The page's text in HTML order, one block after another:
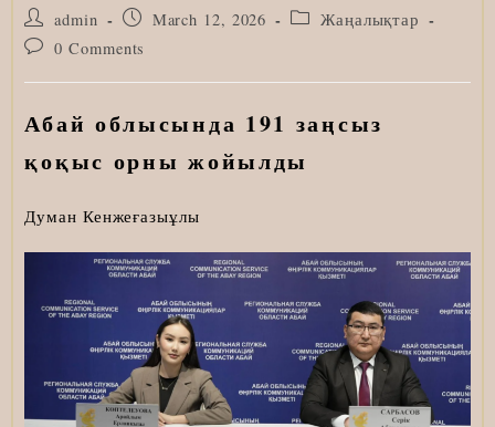
Post
author:
admin
Post
published:
March 12, 2026
Post Жаңалықтар
Post0 Comments
Абай облысында 191 заңсыз
қоқыс орны жойылды
Думан Кенжеғазыұлы